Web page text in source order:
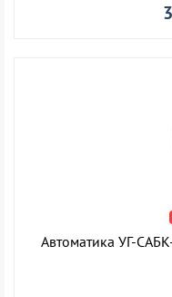
Автоматика УГ-